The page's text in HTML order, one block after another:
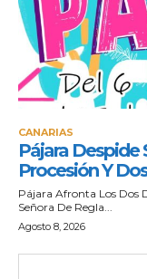
CANARIAS
Pájara Despide
Procesión Y
Pájara Afronta Los Dos
Señora De Regla...
Agosto 8, 2026